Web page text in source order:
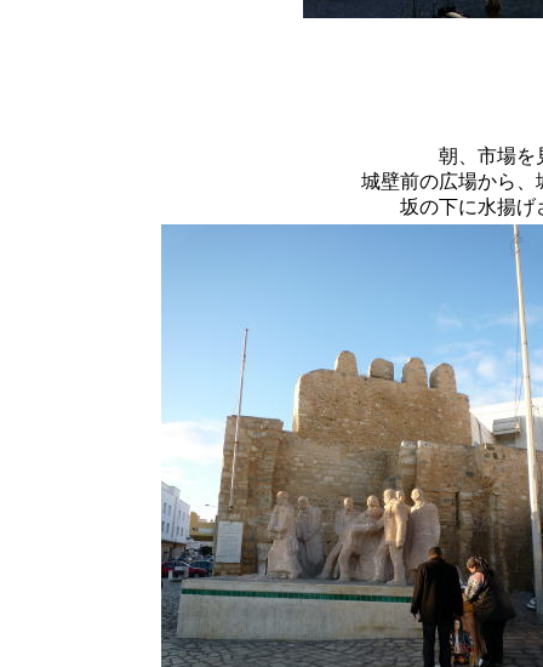
朝、市場を
城壁前の広場から、
坂の下に水揚げ